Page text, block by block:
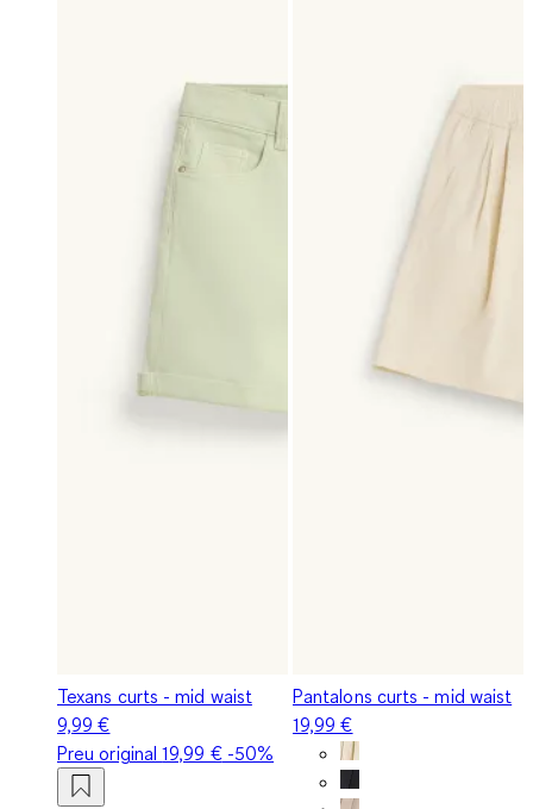
Texans curts - mid waist
9,99 €
Preu original19,99 €-50%
Pantalons curts - mid waist
19,99 €